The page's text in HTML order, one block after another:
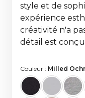
style et de
expérience
créativité n'a
détail est
Couleur : Milled